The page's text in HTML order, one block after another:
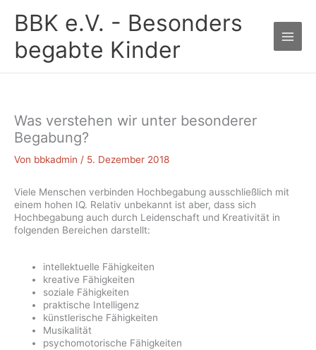
Inhalt
springen
BBK e.V. - Besonders
begabte Kinder
Was verstehen wir unter besonderer
Begabung?
Von bbkadmin / 5. Dezember 2018
Viele Menschen verbinden Hochbegabung ausschließlich mit
einem hohen IQ. Relativ unbekannt ist aber, dass sich
Hochbegabung auch durch Leidenschaft und Kreativität in
folgenden Bereichen darstellt:
intellektuelle Fähigkeiten
kreative Fähigkeiten
soziale Fähigkeiten
praktische Intelligenz
künstlerische Fähigkeiten
Musikalität
psychomotorische Fähigkeiten